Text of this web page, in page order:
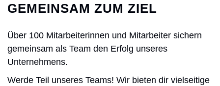
GEMEINSAM ZUM ZIEL
Über 100 Mitarbeiterinnen und Mitarbeiter sichern
gemeinsam als Team den Erfolg unseres
Unternehmens.
Werde Teil unseres Teams! Wir bieten dir vielseitige